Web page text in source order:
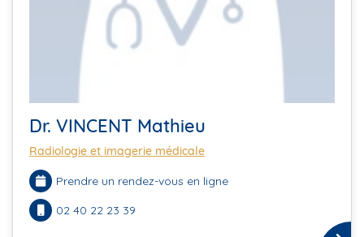
Dr. VINCENT Mathieu
Radiologie et imagerie médicale
Prendre un rendez-vous en ligne
02 40 22 23 39